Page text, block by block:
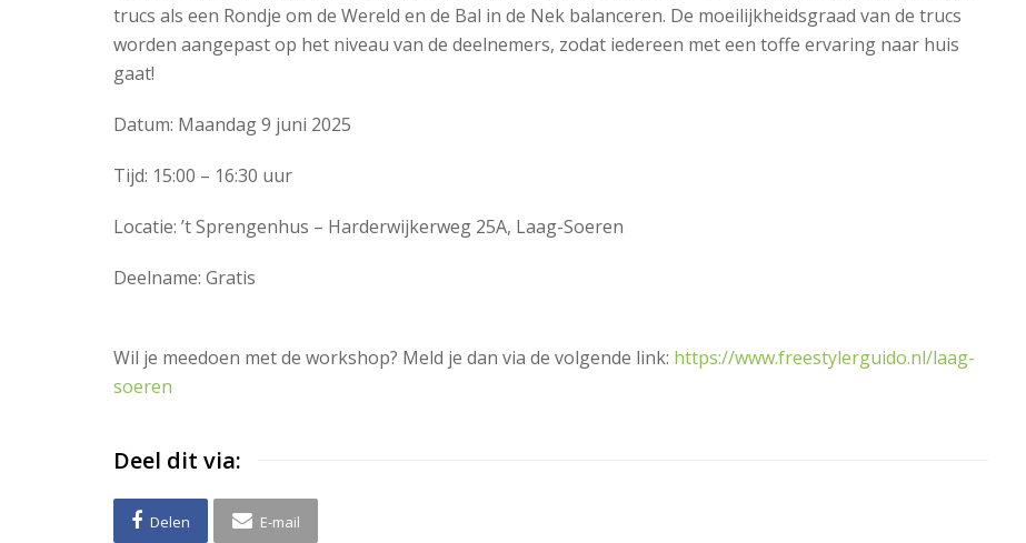
trucs als een Rondje om de Wereld en de Bal in de Nek balanceren. De moeilijkheidsgraad van de trucs
worden aangepast op het niveau van de deelnemers, zodat iedereen met een toffe ervaring naar huis
gaat!
Datum: Maandag 9 juni 2025
Tijd: 15:00 – 16:30 uur
Locatie: ’t Sprengenhus – Harderwijkerweg 25A, Laag-Soeren
Deelname: Gratis
Wil je meedoen met de workshop? Meld je dan via de volgende link: https://www.freestylerguido.nl/laag-
soeren
Deel dit via:
Delen E-mail